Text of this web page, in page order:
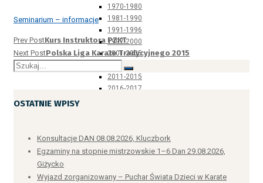
1970-1980
1981-1990
1991-1996
1997-2000
2001-2005
2006-2010
2011-2015
2016-2017
Związek – władze
Kursy
Przepisy sędziowskie
Druki
Seminarium – informacje
Prev PostKurs Instruktora PZKT
Next PostPolska Liga Karate Tradycyjnego 2015
OSTATNIE WPISY
Konsultacje DAN 08.08.2026, Kluczbork
Egzaminy na stopnie mistrzowskie 1–6 Dan 29.08.2026,
Giżycko
Wyjazd zorganizowany – Puchar Świata Dzieci w Karate